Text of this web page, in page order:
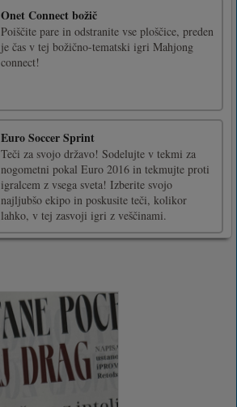
Onet Connect božič
Poiščite pare in odstranite vse ploščice, preden
je čas v tej božično-tematski igri Mahjong
connect!
Euro Soccer Sprint
Teči za svojo državo! Sodelujte v tekmi za
nogometni pokal Euro 2016 in tekmujte proti
igralcem z vsega sveta! Izberite svojo
najljubšo ekipo in poskusite teči, kolikor
lahko, v tej zasvoji igri z veščinami.